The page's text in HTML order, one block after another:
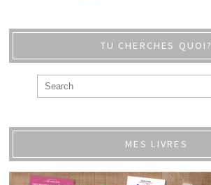
TU CHERCHES QUOI?
MES LIVRES